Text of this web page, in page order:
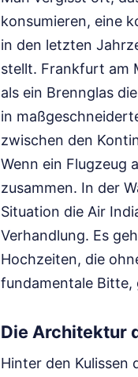
konsumieren, eine
in den letzten
stellt. Frankfurt am
als ein Brennglas
in
zwischen den
Wenn ein Flugzeug
zusammen. In der
Situation die Air
Verhandlung. Es
Hochzeiten, die
fundamentale Bitte,
Die Architektur
Hinter den Kulissen